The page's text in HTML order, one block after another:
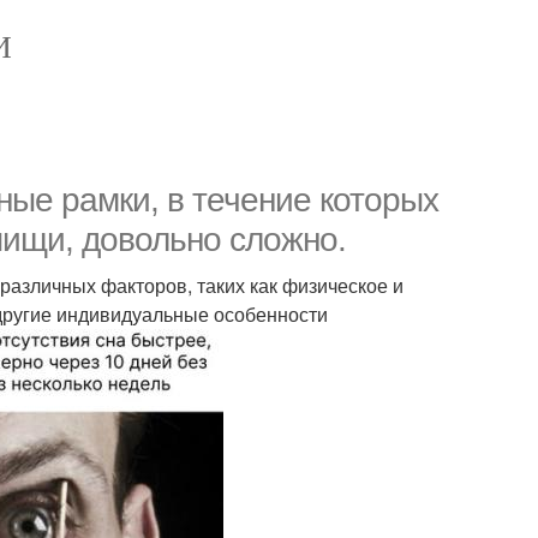
рамки, в течение которых
довольно сложно.
факторов, таких как физическое и
индивидуальные особенности